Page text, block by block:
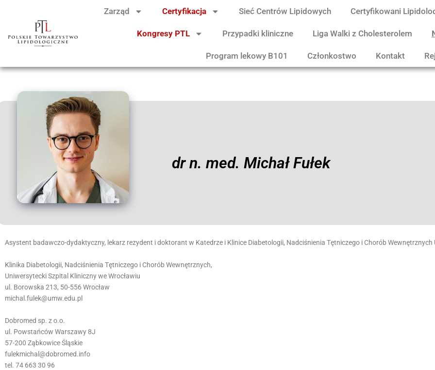
Zarząd Certyfikacja Sieć Centrów Lipidowych Certyfikowani
Kongresy PTL Przypadki kliniczne Liga Walki z Cholesterolem
Program lekowy B101 Członkostwo Kontakt
dr n. med. Michał Fułek
Asystent badawczo-dydaktyczny, lekarz rezydent i doktorant w Katedrze i Klinice Diabetologii, Nadciśnienia Tętniczego i Chorób Wewnętrznych
Klinika Diabetologii, Nadciśnienia Tętniczego i Chorób Wewnętrznych,
Uniwersytecki Szpital Kliniczny we Wrocławiu
ul. Borowska 213, 50-556 Wrocław
michal.fulek@umw.edu.pl
Dobromed sp. z o.o.
ul. Powstańców Warszawy 8J
57-200 Ząbkowice Śląskie
fulekmichal@dobromed.info
tel. 74 663 30 96